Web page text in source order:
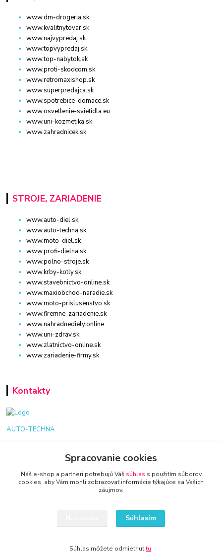
www.dm-drogeria.sk
www.kvalitnytovar.sk
www.najvypredaj.sk
www.topvypredaj.sk
www.top-nabytok.sk
www.proti-skodcom.sk
www.retromaxishop.sk
www.superpredajca.sk
www.spotrebice-domace.sk
www.osvetlenie-svietidla.eu
www.uni-kozmetika.sk
www.zahradnicek.sk
STROJE, ZARIADENIE
www.auto-diel.sk
www.auto-techna.sk
www.moto-diel.sk
www.profi-dielna.sk
www.polno-stroje.sk
www.krby-kotly.sk
www.stavebnictvo-online.sk
www.maxiobchod-naradie.sk
www.moto-prislusenstvo.sk
www.firemne-zariadenie.sk
www.nahradnediely.online
www.uni-zdrav.sk
www.zlatnictvo-online.sk
www.zariadenie-firmy.sk
Kontakty
AUTO-TECHNA
+421 940 949 000
info@kamenik.sk
© 2024 Všetky práva vyhradené KAMENIK.SK
Spracovanie cookies
Náš e-shop a partneri potrebujú Váš súhlas s použitím súborov
cookies, aby Vám mohli zobrazovať informácie týkajúce sa Vašich
záujmov.
Súhlasím
Súhlas môžete odmietnuťtu.